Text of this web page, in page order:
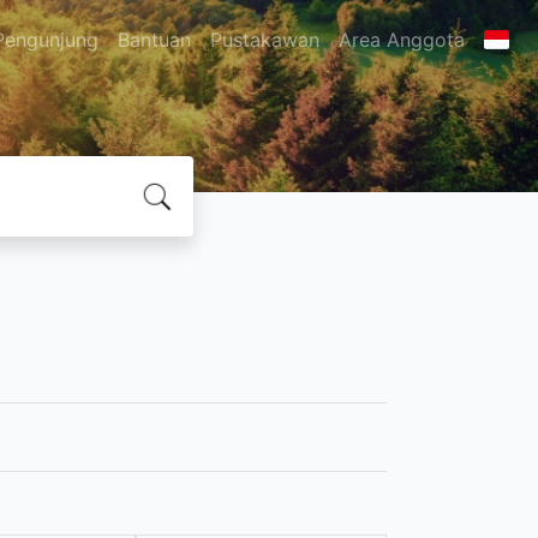
Bantuan Pustakawan Area Anggota